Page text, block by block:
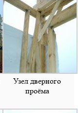
Узел дверного
проёма